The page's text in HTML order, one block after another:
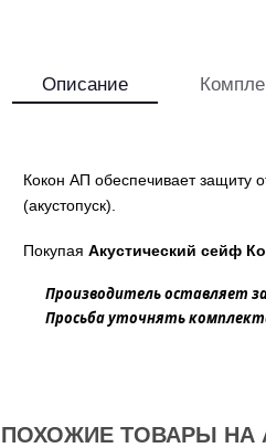
Описание
Кокон АП обеспечивает защиту
(акустопуск).
Покупая Акустический сейф
Производитель оставляет
Просьба уточнять
ПОХОЖИЕ ТОВАРЫ НА